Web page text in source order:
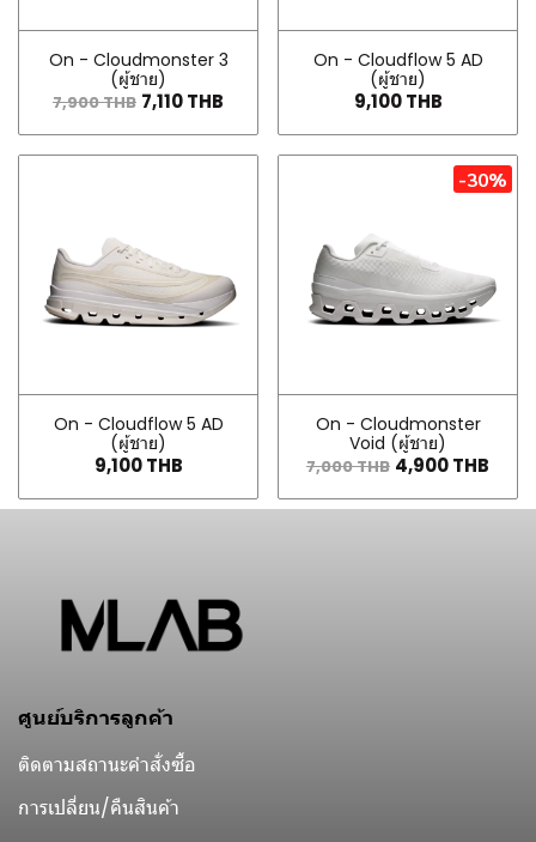
On - Cloudmonster 3
(ผู้ชาย)
7,900 THB 7,110 THB
On - Cloudflow 5 AD
(ผู้ชาย)
9,100 THB
On - Cloudflow 5 AD
(ผู้ชาย)
9,100 THB
-30%
On - Cloudmonster
Void (ผู้ชาย)
7,000 THB 4,900 THB
ศูนย์บริการลูกค้า
ติดตามสถานะคำสั่งซื้อ
การเปลี่ยน/คืนสินค้า